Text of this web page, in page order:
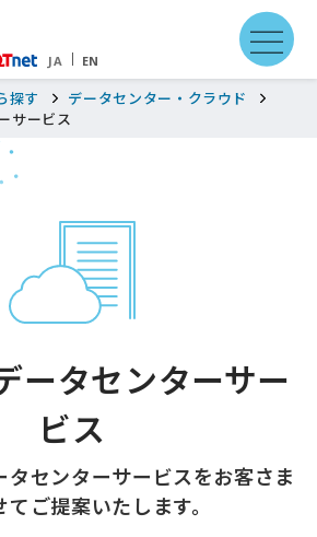
JA EN
探す
データセンター・クラウド
サービス
ータセンターサー
ビス
タセンターサービスをお客さま
ご提案いたします。